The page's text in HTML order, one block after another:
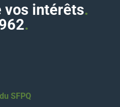
vos intérêts.
.
SFPQ